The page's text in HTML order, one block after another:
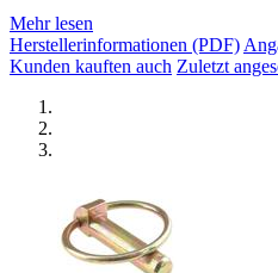
Mehr lesen
Herstellerinformationen (PDF)
Kunden kauften auch Zuletzt